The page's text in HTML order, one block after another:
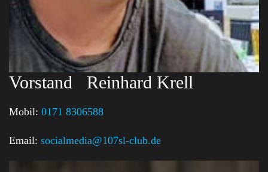
Vorstand Reinhard Krell
Mobil: 0171 8306588
Email: socialmedia@107sl-club.de